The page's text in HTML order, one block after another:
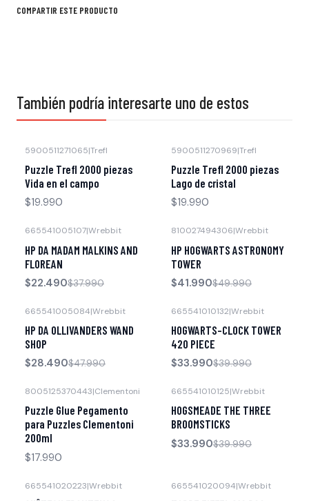
COMPARTIR ESTE PRODUCTO
También podría interesarte uno de estos
5900511271065|Trefl
Puzzle Trefl 2000 piezas
Vida en el campo
$19.990
5900511270969|Trefl
Puzzle Trefl 2000 piezas
Lago de cristal
$19.990
665541005107|Wrebbit
HP DA MADAM MALKINS AND
FLOREAN
$22.490$37.990
810027494306|Wrebbit
HP HOGWARTS ASTRONOMY
TOWER
$41.990$49.990
665541005084|Wrebbit
HP DA OLLIVANDERS WAND
SHOP
$28.490$47.990
665541010132|Wrebbit
HOGWARTS-CLOCK TOWER
420 PIECE
$33.990$39.990
8005125370443|Clementoni
Puzzle Glue Pegamento
para Puzzles Clementoni
200ml
$17.990
665541010125|Wrebbit
HOGSMEADE THE THREE
BROOMSTICKS
$33.990$39.990
665541020223|Wrebbit 665541020094|Wrebbit